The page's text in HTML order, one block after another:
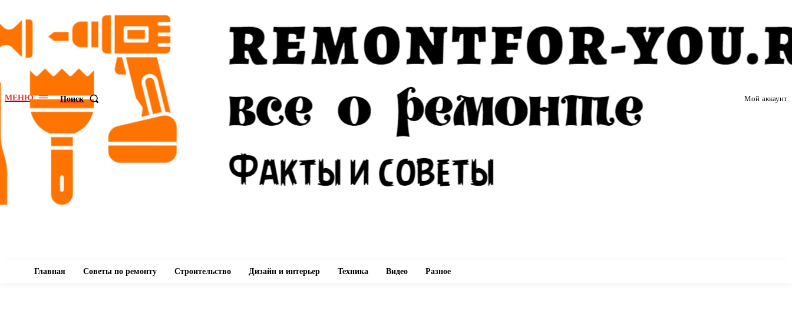
МЕНЮ Поиск Мой аккаунт
Главная Советы по ремонту Строительство Дизайн и интерьер Техника Видео Разное